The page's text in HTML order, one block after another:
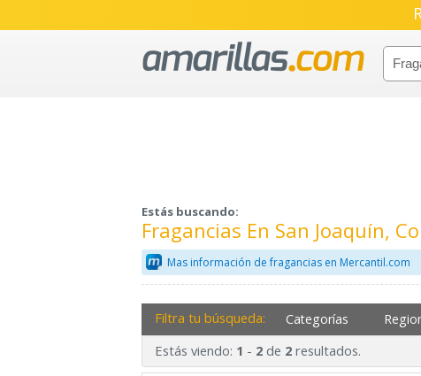
Estás buscando:
Fragancias En San Joaquín,
Mas información de fragancias en Mercantil.com
Filtra tu búsqueda: Categorías
Estás viendo: 1 - 2de 2resultados.